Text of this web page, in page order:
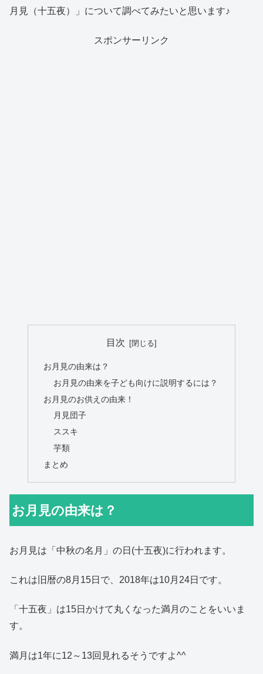
月見（十五夜）」について調べてみたいと思います♪
スポンサーリンク
目次
お月見の由来は？
お月見の由来を子ども向けに説明するには？
お月見のお供えの由来！
月見団子
ススキ
芋類
まとめ
お月見の由来は？
お月見は「中秋の名月」の日(十五夜)に行われます。
これは旧暦の8月15日で、2018年は10月24日です。
「十五夜」は15日かけて丸くなった満月のことをいいま
す。
満月は1年に12～13回見れるそうですよ^^